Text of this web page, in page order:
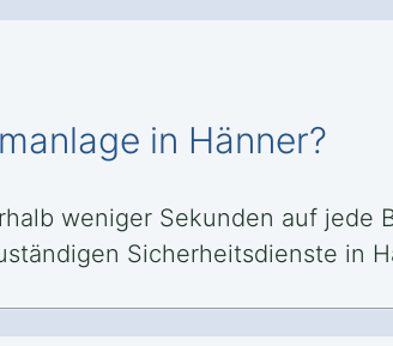
in Hänner?
weniger Sekunden auf
Sicherheitsdienste in